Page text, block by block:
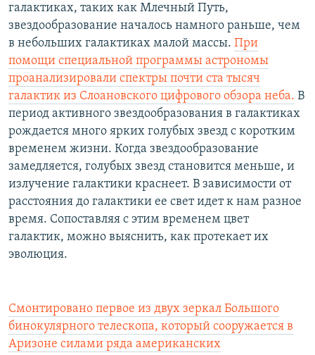
галактиках, таких как Млечный Путь,
звездообразование началось намного раньше, чем
в небольших галактиках малой массы. При
помощи специальной программы астрономы
проанализировали спектры почти ста тысяч
галактик из Слоановского цифрового обзора неба. В
период активного звездообразования в галактиках
рождается много ярких голубых звезд с коротким
временем жизни. Когда звездообразование
замедляется, голубых звезд становится меньше, и
излучение галактики краснеет. В зависимости от
расстояния до галактики ее свет идет к нам разное
время. Сопоставляя с этим временем цвет
галактик, можно выяснить, как протекает их
эволюция.
Смонтировано первое из двух зеркал Большого
бинокулярного телескопа, который сооружается в
Аризоне силами ряда американских